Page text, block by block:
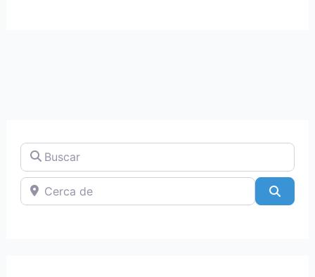
Buscar
Cerca de